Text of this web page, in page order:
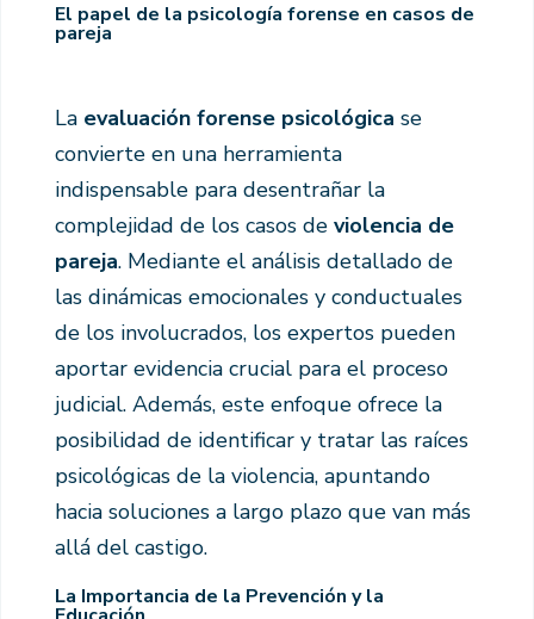
El papel de la psicología forense en casos de
pareja
La evaluación forense psicológica se
convierte en una herramienta
indispensable para desentrañar la
complejidad de los casos de violencia de
pareja. Mediante el análisis detallado de
las dinámicas emocionales y conductuales
de los involucrados, los expertos pueden
aportar evidencia crucial para el proceso
judicial. Además, este enfoque ofrece la
posibilidad de identificar y tratar las raíces
psicológicas de la violencia, apuntando
hacia soluciones a largo plazo que van más
allá del castigo.
La Importancia de la Prevención y la